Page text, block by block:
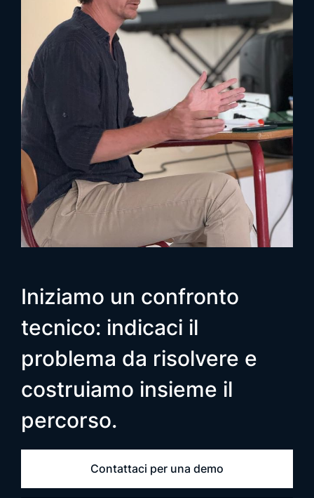
Iniziamo un confronto
tecnico: indicaci il
problema da risolvere e
costruiamo insieme il
percorso.
Contattaci per una demo